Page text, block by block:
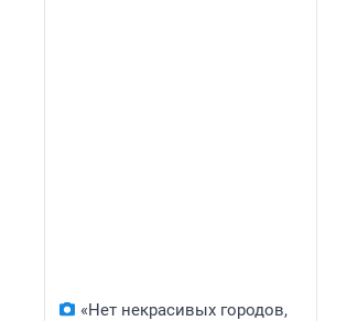
«Нет некрасивых городов,